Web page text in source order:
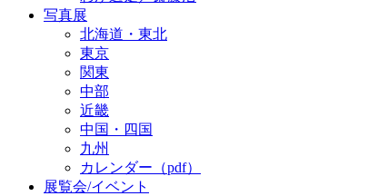
写真展
北海道・東北
東京
関東
中部
近畿
中国・四国
九州
カレンダー（pdf）
展覧会/イベント